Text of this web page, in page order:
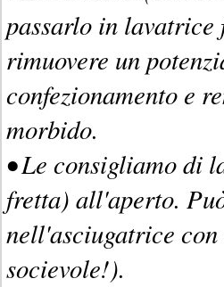
passarlo in lavatrice
rimuovere un
confezionamento e
morbido.
• Le consigliamo di
fretta) all'aperto.
nell'asciugatrice
socievole!).